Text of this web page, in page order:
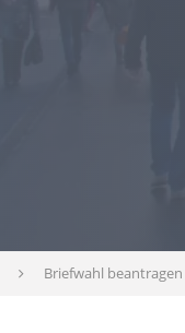
Briefwahl beantragen